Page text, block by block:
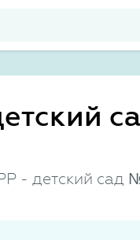
- детский сад